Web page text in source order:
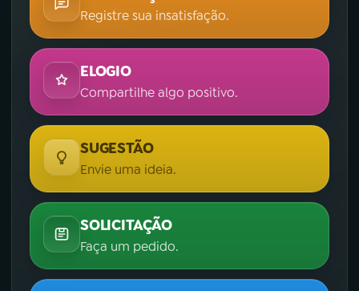
Registre sua insatisfação.
ELOGIO
Compartilhe algo positivo.
SUGESTÃO
Envie uma ideia.
SOLICITAÇÃO
Faça um pedido.